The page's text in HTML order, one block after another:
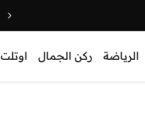
الرياضة ركن الجمال اوتلت